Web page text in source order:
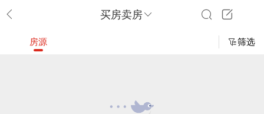
买房卖房
房源 筛选